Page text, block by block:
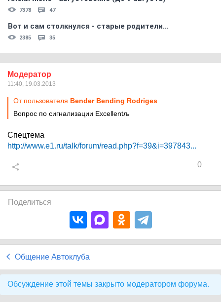
7378 47
Вот и сам столкнулся - старые родители...
2385 35
Модератор
11:40, 19.03.2013
От пользователя Bender Bending Rodriges
Вопрос по сигнализации Excellentљ
Спецтема
http://www.e1.ru/talk/forum/read.php?f=39&i=397843...
0
Поделиться
Общение Автоклуба
Обсуждение этой темы закрыто модератором форума.